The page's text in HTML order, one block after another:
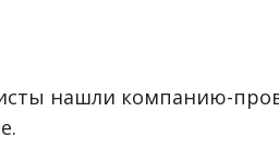
нашли компанию-